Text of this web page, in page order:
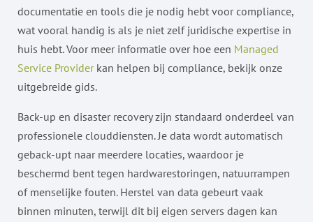
documentatie en tools die je nodig hebt voor compliance,
wat vooral handig is als je niet zelf juridische expertise in
huis hebt. Voor meer informatie over hoe een Managed
Service Providerkan helpen bij compliance, bekijk onze
uitgebreide gids.
Back-up en disaster recovery zijn standaard onderdeel van
professionele clouddiensten. Je data wordt automatisch
geback-upt naar meerdere locaties, waardoor je
beschermd bent tegen hardwarestoringen, natuurrampen
of menselijke fouten. Herstel van data gebeurt vaak
binnen minuten, terwijl dit bij eigen servers dagen kan